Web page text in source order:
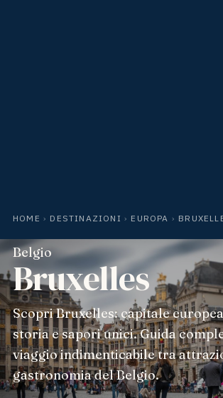
HOME › DESTINAZIONI › EUROPA ›
Belgio
Bruxelles
Scopri Bruxelles: capitale
storia e sapori unici. Guida
viaggio indimenticabile tra
gastronomia del Belgio.